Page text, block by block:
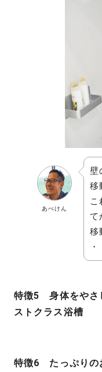
あべけん
壁
移
こ
て
移
特徴5 身体をやさ
ストクラス浴槽
特徴6 たっぷりの